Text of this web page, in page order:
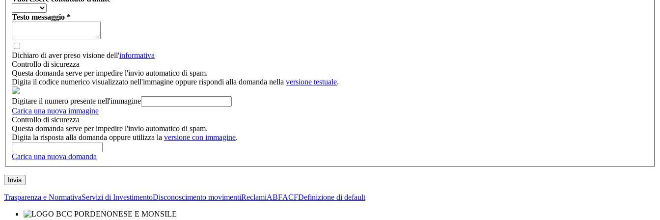
Testo messaggio *
Dichiaro di aver preso visione dell'informativa
Controllo di sicurezza
Questa domanda serve per impedire l'invio automatico di spam.
Digita il codice numerico visualizzato nell'immagine oppure rispondi alla domanda nella versione testuale.
Digitare il numero presente nell'immagine
Carica una nuova immagine
Controllo di sicurezza
Questa domanda serve per impedire l'invio automatico di spam.
Digita la risposta alla domanda oppure utilizza la versione con immagine.
Carica una nuova domanda
Trasparenza e NormativaServizi di InvestimentoDisconoscimento movimentiReclamiABFACFDefinizione di default